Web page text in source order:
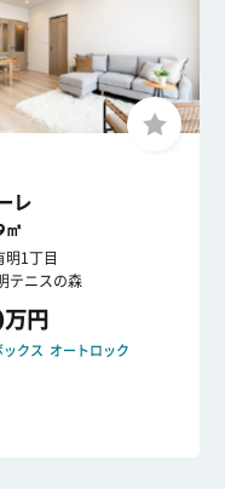
レ
㎡
明1丁目
テニスの森
万円
ックス オートロック